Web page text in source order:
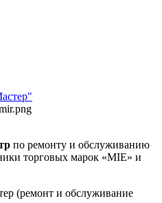
по ремонту и обслуживанию
торговых марок «MIE» и
(ремонт и обслуживание